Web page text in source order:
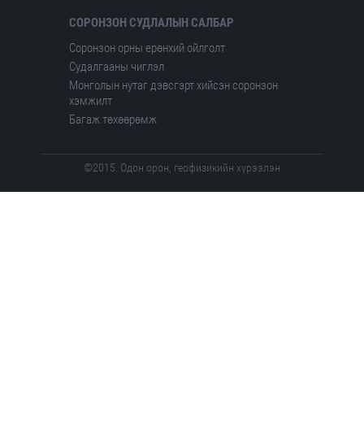
СОРОНЗОН СУДЛАЛЫН САЛБАР
Соронзон орны ерөнхий ойлголт
Судалгааны чиглэл
Монголын нутаг дэвсгэрт хийсэн соронзон
хэмжилт
Багаж төхөөрөмж
©2015. Одон орон, геофизикийн хүрээлэн